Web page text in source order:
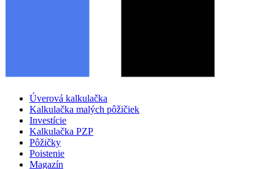
Úverová kalkulačka
Kalkulačka malých pôžičiek
Investície
Kalkulačka PZP
Pôžičky
Poistenie
Magazín